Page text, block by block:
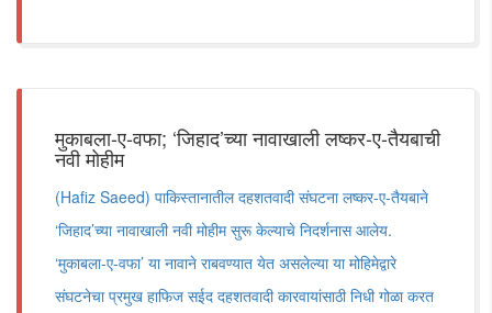
मुकाबला-ए-वफा; ‘जिहाद’च्या नावाखाली लष्कर-ए-तैयबाची
नवी मोहीम
(Hafiz Saeed) पाकिस्तानातील दहशतवादी संघटना लष्कर-ए-तैयबाने
‘जिहाद’च्या नावाखाली नवी मोहीम सुरू केल्याचे निदर्शनास आलेय.
‘मुकाबला-ए-वफा’ या नावाने राबवण्यात येत असलेल्या या मोहिमेद्वारे
संघटनेचा प्रमुख हाफिज सईद दहशतवादी कारवायांसाठी निधी गोळा करत